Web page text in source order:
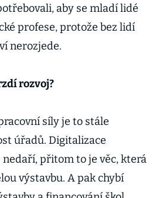
aby se mladí lidé
profese, protože bez lidí
nerozjede.
rozvoj?
síly je to stále
úřadů. Digitalizace
přitom to je věc, která
výstavbu. A pak chybí